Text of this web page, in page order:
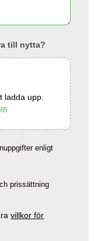
till nytta?
ladda upp.
enligt
prissättning
villkor för